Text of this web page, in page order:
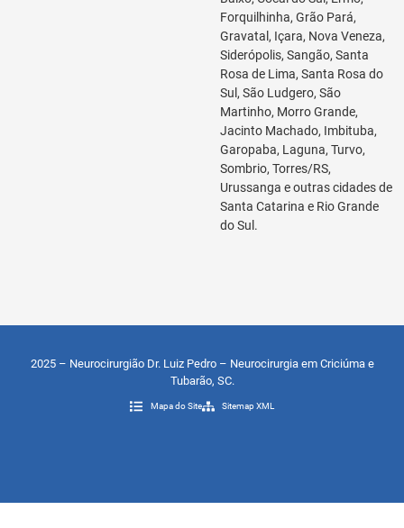
Forquilhinha, Grão Pará,
Gravatal, Içara, Nova Veneza,
Siderópolis, Sangão, Santa
Rosa de Lima, Santa Rosa do
Sul, São Ludgero, São
Martinho, Morro Grande,
Jacinto Machado, Imbituba,
Garopaba, Laguna, Turvo,
Sombrio, Torres/RS,
Urussanga e outras cidades de
Santa Catarina e Rio Grande
do Sul.
2025 – Neurocirurgião Dr. Luiz Pedro – Neurocirurgia em Criciúma e
Tubarão, SC.
Mapa do Site Sitemap XML